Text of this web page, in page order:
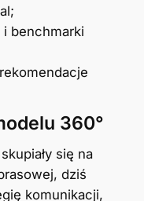
benchmarki
360°
się na
dziś
komunikacji,